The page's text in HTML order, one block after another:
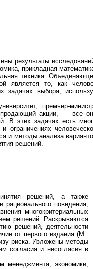
результаты
прикладная
техника.
является то, как
выбора,
премьер-
акции, — все
В этих задачах есть
ограничениях
и методы анализа
решений.
решений, а также
поведения,
многокритериальных
решений. Раскрываются
решений, деятельности
от первого издания (М.:
риска. Изложены методы
согласия и несогласия в
менеджмента, экономики,